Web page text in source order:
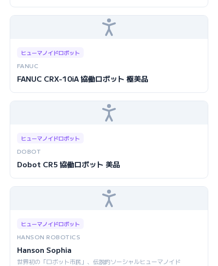
ヒューマノイドロボット
FANUC
FANUC CRX-10iA 協働ロボット 極美品
ヒューマノイドロボット
DOBOT
Dobot CR5 協働ロボット 美品
ヒューマノイドロボット
HANSON ROBOTICS
Hanson Sophia
世界初の「ロボット市民」、伝説的ソーシャルヒューマノイド